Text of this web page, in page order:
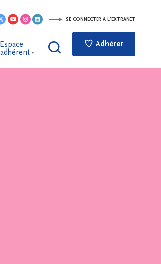
SE CONNECTER À L'EXTRANET
Espace
adhérent
Adhérer